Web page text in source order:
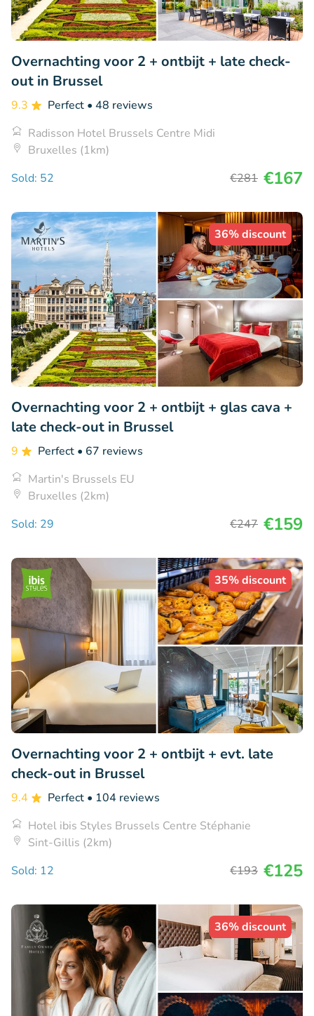
Overnachting voor 2 + ontbijt + late check-
out in Brussel
9.3 Perfect • 48 reviews
Radisson Hotel Brussels Centre Midi
Bruxelles (1km)
Sold: 52
€281 €167
36% discount
Overnachting voor 2 + ontbijt + glas cava +
late check-out in Brussel
9 Perfect • 67 reviews
Martin's Brussels EU
Bruxelles (2km)
Sold: 29
€247 €159
35% discount
Overnachting voor 2 + ontbijt + evt. late
check-out in Brussel
9.4 Perfect • 104 reviews
Hotel ibis Styles Brussels Centre Stéphanie
Sint-Gillis (2km)
Sold: 12
€193 €125
36% discount